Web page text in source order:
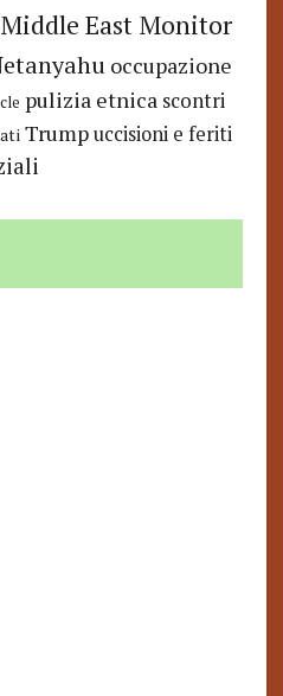
Middle East Monitor
occupazione
pulizia etnica scontri
Trump uccisioni e feriti